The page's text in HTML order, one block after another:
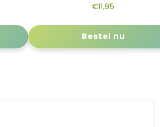
€11,95
Bestel nu